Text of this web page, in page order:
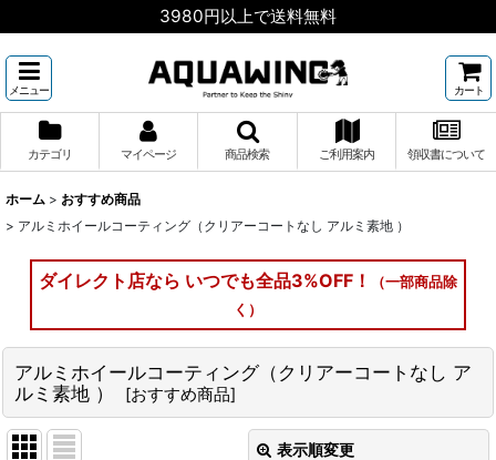
3980円以上で送料無料
メニュー カート
カテゴリ マイページ 商品検索 ご利用案内 領収書について
ホーム > おすすめ商品
> アルミホイールコーティング（クリアーコートなし アルミ素地 ）
ダイレクト店なら いつでも全品3%OFF！
（一部商品除
く）
アルミホイールコーティング（クリアーコートなし ア
ルミ素地 ）
[おすすめ商品]
表示順変更